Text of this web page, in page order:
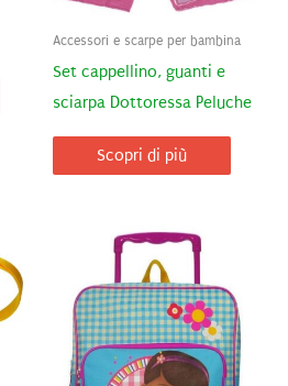
Accessori e scarpe per bambina
Set cappellino, guanti e
sciarpa Dottoressa Peluche
Scopri di più